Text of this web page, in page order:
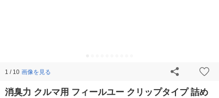
1 / 10 画像を見る
消臭力 クルマ用 フィールユー クリップタイプ 詰め